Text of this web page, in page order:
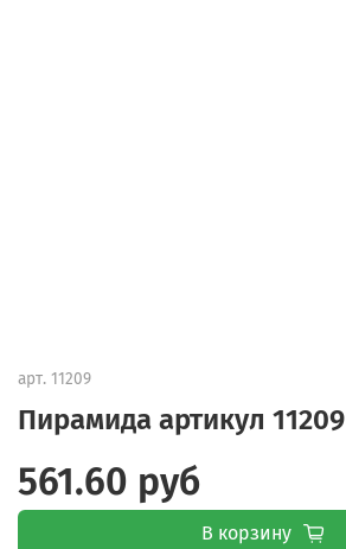
арт. 11209
Пирамида артикул 11209
561.60 руб
В корзину